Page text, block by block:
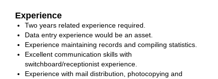
Experience
Two years related experience required.
Data entry experience would be an asset.
Experience maintaining records and compiling statistics.
Excellent communication skills with
switchboard/receptionist experience.
Experience with mail distribution, photocopying and